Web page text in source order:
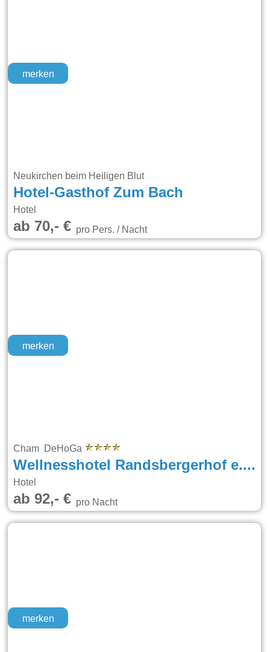
merken
Neukirchen beim Heiligen Blut
Hotel-Gasthof Zum Bach
Hotel
ab 70,- €pro Pers. / Nacht
merken
Cham DeHoGa
Wellnesshotel Randsbergerhof e.K.
Hotel
ab 92,- €pro Nacht
merken